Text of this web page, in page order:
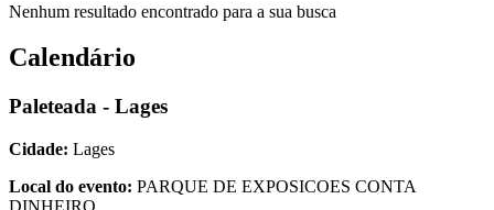
Nenhum resultado encontrado para a sua busca
Calendário
Paleteada - Lages
Cidade: Lages
Local do evento: PARQUE DE EXPOSICOES CONTA
DINHEIRO